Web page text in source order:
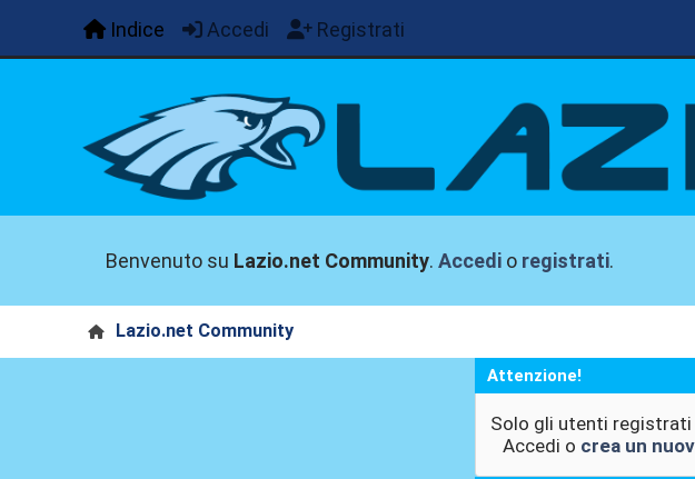
Indice Accedi Registrati
Benvenuto su Lazio.net Community.Accedi o registrati.
Lazio.net Community
Attenzione!
Solo gli utenti registrati
Accedi o crea un